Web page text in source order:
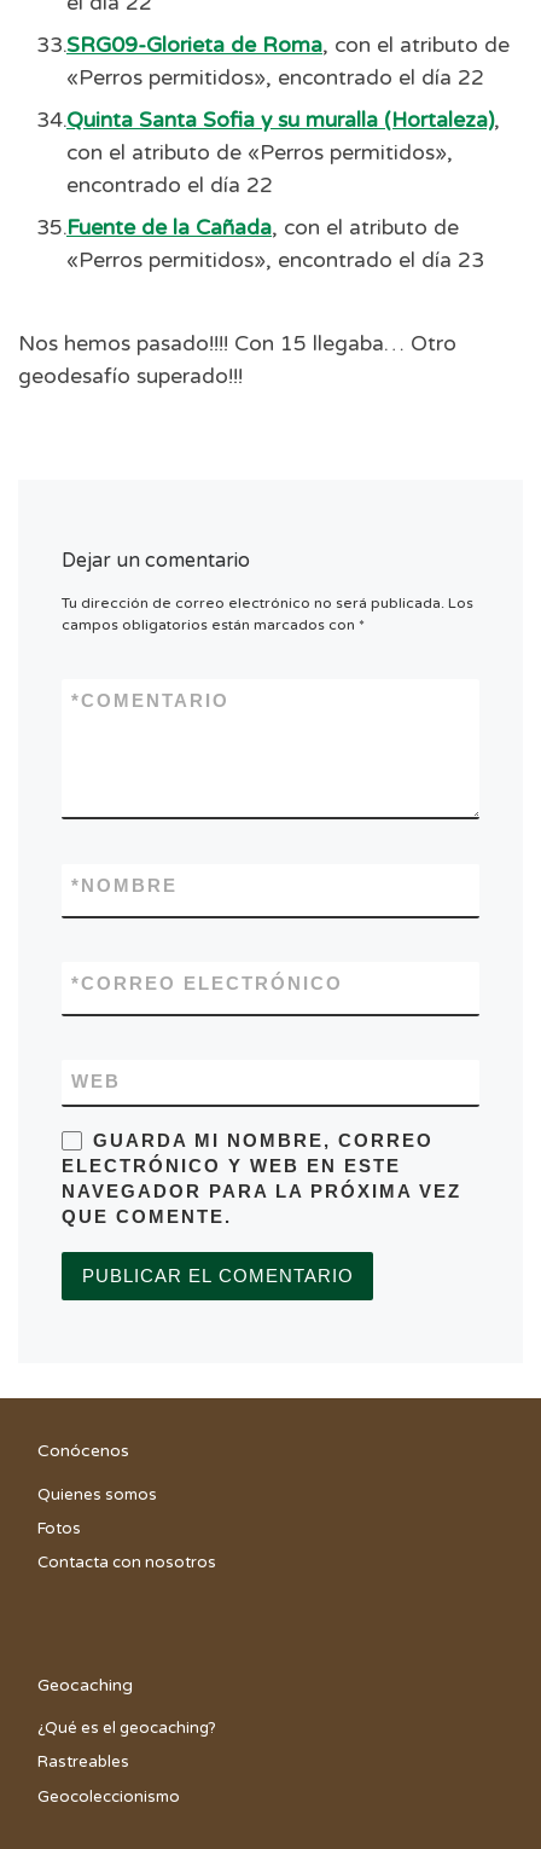
SRG09-Glorieta de Roma, con el atributo de
«Perros permitidos», encontrado el día 22
Quinta Santa Sofia y su muralla (Hortaleza),
con el atributo de «Perros permitidos»,
encontrado el día 22
Fuente de la Cañada, con el atributo de
«Perros permitidos», encontrado el día 23
Nos hemos pasado!!!! Con 15 llegaba… Otro
geodesafío superado!!!
Dejar un comentario
Tu dirección de correo electrónico no será publicada. Los
campos obligatorios están marcados con *
COMENTARIO
*
NOMBRE
*
CORREO ELECTRÓNICO
*
WEB
GUARDA MI NOMBRE, CORREO
ELECTRÓNICO Y WEB EN ESTE
NAVEGADOR PARA LA PRÓXIMA VEZ
QUE COMENTE.
Conócenos
Quienes somos
Fotos
Contacta con nosotros
Geocaching
¿Qué es el geocaching?
Rastreables
Geocoleccionismo